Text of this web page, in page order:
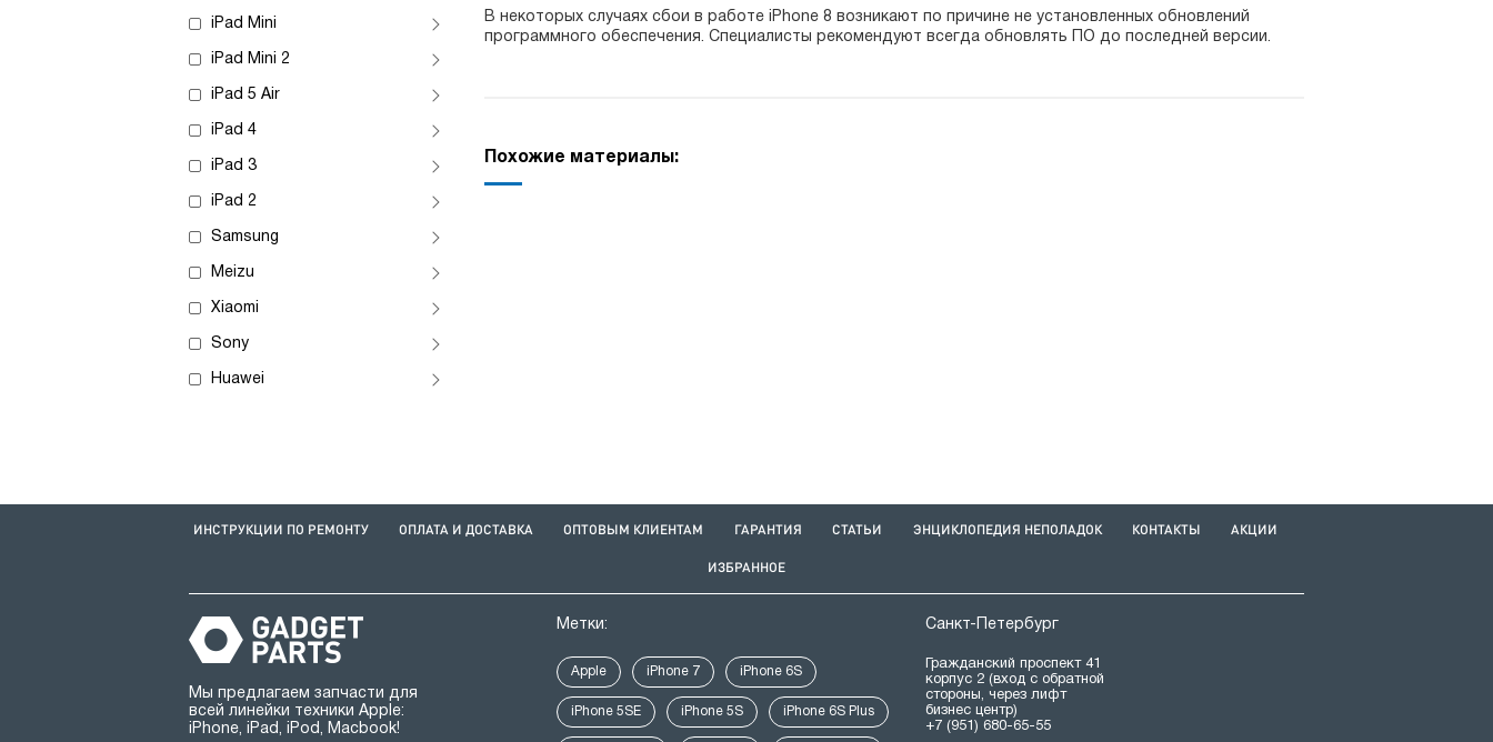
iPad Mini
iPad Mini 2
iPad 5 Air
iPad 4
iPad 3
iPad 2
Samsung
Meizu
Xiaomi
Sony
Huawei
В некоторых случаях сбои в работе iPhone 8 возникают по причине не установленных обновлений
программного обеспечения. Специалисты рекомендуют всегда обновлять ПО до последней версии.
Похожие материалы:
ИНСТРУКЦИИ ПО РЕМОНТУ ОПЛАТА И ДОСТАВКА ОПТОВЫМ КЛИЕНТАМ ГАРАНТИЯ СТАТЬИ ЭНЦИКЛОПЕДИЯ НЕПОЛАДОК КОНТАКТЫ АКЦИИ
ИЗБРАННОЕ
Мы предлагаем запчасти для
всей линейки техники Apple:
iPhone, iPad, iPod, Macbook!
Метки:
Apple iPhone 7 iPhone 6S
iPhone 5SE iPhone 5S iPhone 6S Plus
Санкт-Петербург
Гражданский проспект 41
корпус 2 (вход с обратной
стороны, через лифт
бизнес центр)
+7 (951) 680-65-55